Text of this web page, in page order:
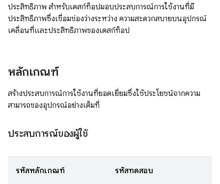
ประสิทธิภาพ สำหรับเดสก์ท็อปมอบประสบการณ์การใช้งานที่มี
ประสิทธิภาพซึ่งเชื่อมช่องว่างระหว่าง ความสะดวกสบายบนอุปกรณ์
เคลื่อนที่และประสิทธิภาพของเดสก์ท็อป
หลักเกณฑ์
สร้างประสบการณ์การใช้งานที่ยอดเยี่ยมซึ่งใช้ประโยชน์จากความ
สามารถของอุปกรณ์อย่างเต็มที่
ประสบการณ์ของผู้ใช้
รหัสหลักเกณฑ์ รหัสทดสอบ